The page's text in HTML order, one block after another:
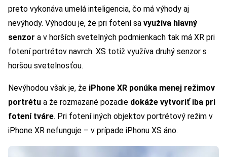
preto vykonáva umelá inteligencia, čo má výhody aj
nevýhody. Výhodou je, že pri fotení sa využíva hlavný
senzor a v horších svetelných podmienkach tak má XR pri
fotení portrétov navrch. XS totiž využíva druhý senzor s
horšou svetelnosťou.
Nevýhodou však je, že iPhone XR ponúka menej režimov
portrétu a že rozmazané pozadie dokáže vytvoriť iba pri
fotení tváre. Pri fotení iných objektov portrétový režim v
iPhone XR nefunguje – v prípade iPhonu XS áno.